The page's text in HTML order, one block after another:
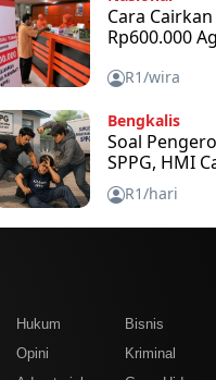
Cara Cairkan
Rp600.000
R1/wira
Bengkalis
Soal
SPPG, HMI
Bengkalis
Minta APH
R1/hari
Hukum Bisnis
Opini Kriminal